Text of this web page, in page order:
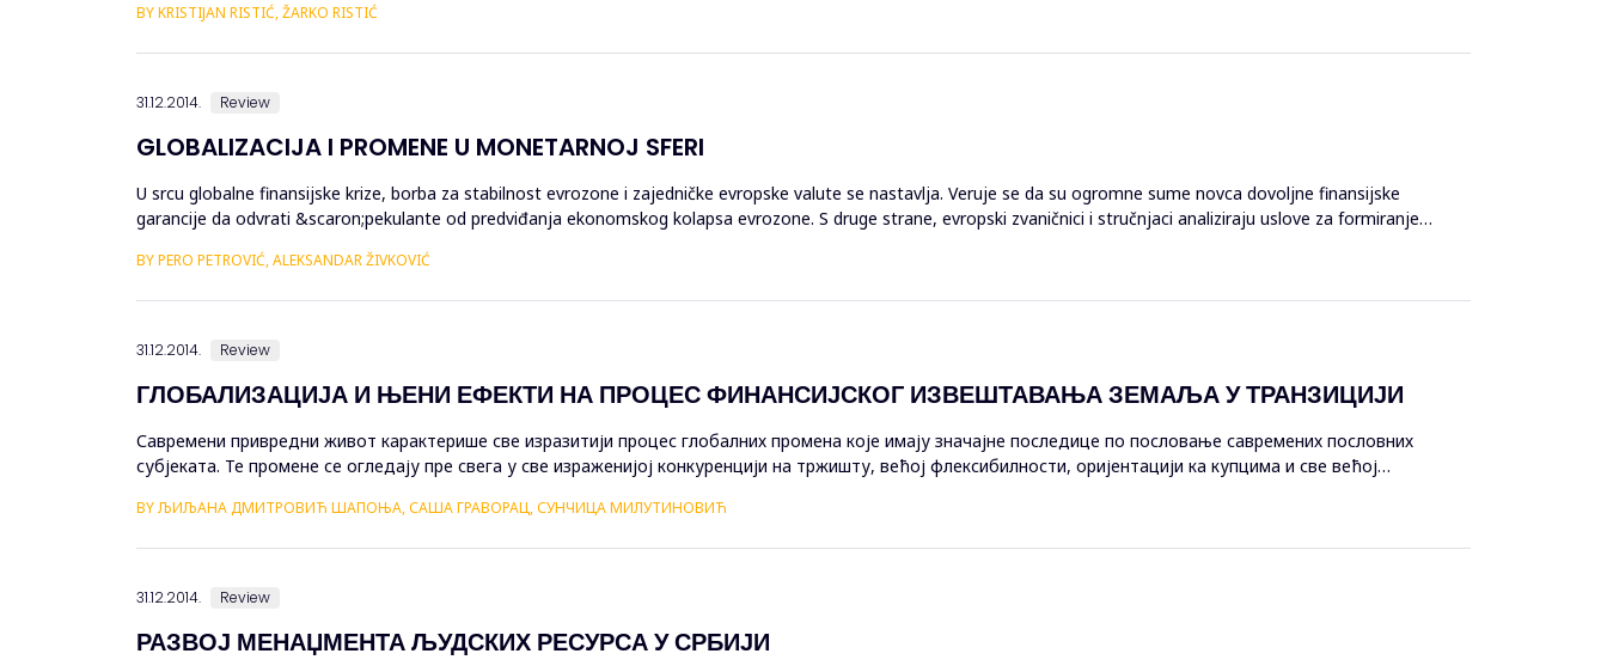
BY KRISTIJAN RISTIĆ, ŽARKO RISTIĆ
31.12.2014. Review
GLOBALIZACIJA I PROMENE U MONETARNOJ SFERI
U srcu globalne finansijske krize, borba za stabilnost evrozone i zajedničke evropske valute se nastavlja. Veruje se da su ogromne sume novca dovoljne finansijske
garancije da odvrati &scaron;pekulante od predviđanja ekonomskog kolapsa evrozone. S druge strane, evropski zvaničnici i stručnjaci analiziraju uslove za formiranje
BY PERO PETROVIĆ, ALEKSANDAR ŽIVKOVIĆ
31.12.2014. Review
ГЛОБАЛИЗАЦИЈА И ЊЕНИ ЕФЕКТИ НА ПРОЦЕС ФИНАНСИЈСКОГ ИЗВЕШТАВАЊА ЗЕМАЉА У ТРАНЗИЦИЈИ
Савремени привредни живот карактерише све изразитији процес глобалних промена које имају значајне последице по пословање савремених пословних
субјеката. Те промене се огледају пре свега у све израженијој конкуренцији на тржишту, већој флексибилности, оријентацији ка купцима и све већој
BY ЉИЉАНА ДМИТРОВИЋ ШАПОЊА, САША ГРАВОРАЦ, СУНЧИЦА МИЛУТИНОВИЋ
31.12.2014. Review
РАЗВОЈ МЕНАЏМЕНТА ЉУДСКИХ РЕСУРСА У СРБИЈИ